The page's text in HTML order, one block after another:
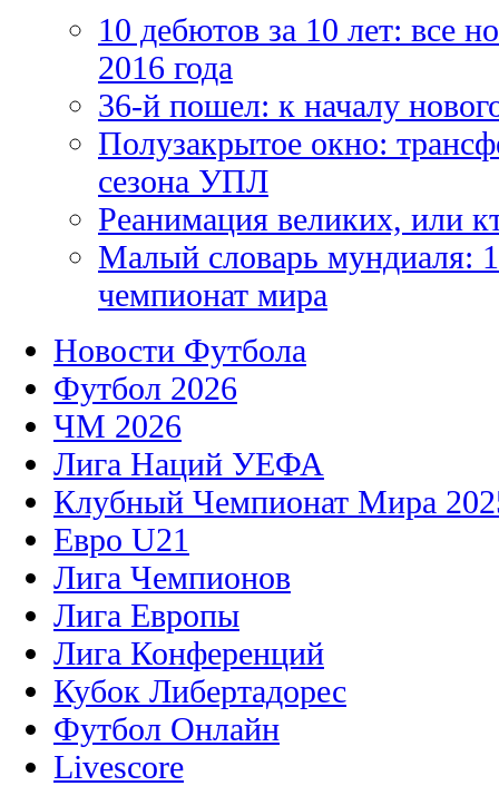
10 дебютов за 10 лет: все
2016 года
36-й пошел: к началу
Полузакрытое окно:
сезона УПЛ
Реанимация великих, или
Малый словарь мундиаля:
чемпионат мира
Новости Футбола
Футбол 2026
ЧМ 2026
Лига Наций УЕФА
Клубный Чемпионат Мира
Евро U21
Лига Чемпионов
Лига Европы
Лига Конференций
Кубок Либертадорес
Футбол Онлайн
Livescore